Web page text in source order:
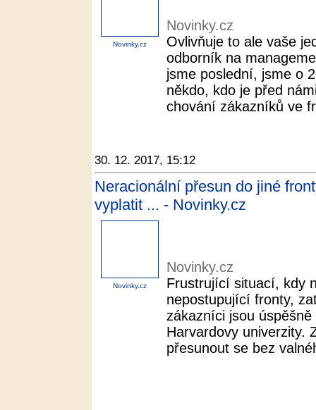
Novinky.cz
Novinky.cz
Ovlivňuje to ale vaše
odborník na
jsme poslední, jsme o
někdo, kdo je před
chování zákazníků ve
30. 12. 2017, 15:12
Neracionální přesun do jiné
vyplatit ... - Novinky.cz
Novinky.cz
Novinky.cz
Frustrující situací, kdy
nepostupující fronty,
zákazníci jsou
Harvardovy univerzity.
přesunout se bez